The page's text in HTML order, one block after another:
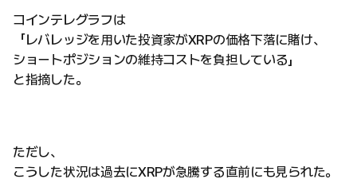
コインテレグラフは
「レバレッジを用いた投資家がXRPの価格下落に賭け、
ショートポジションの維持コストを負担している」
と指摘した。
ただし、
こうした状況は過去にXRPが急騰する直前にも見られた。